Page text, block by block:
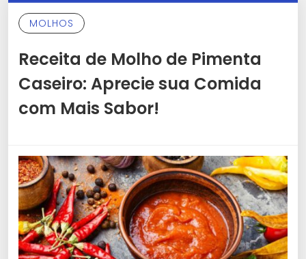
MOLHOS
Receita de Molho de Pimenta
Caseiro: Aprecie sua Comida
com Mais Sabor!